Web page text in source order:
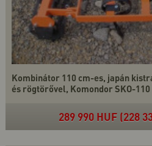
Kombinátor 110 cm-es, japán
és rögtörővel, Komondor SKO-110
289 990 HUF (228